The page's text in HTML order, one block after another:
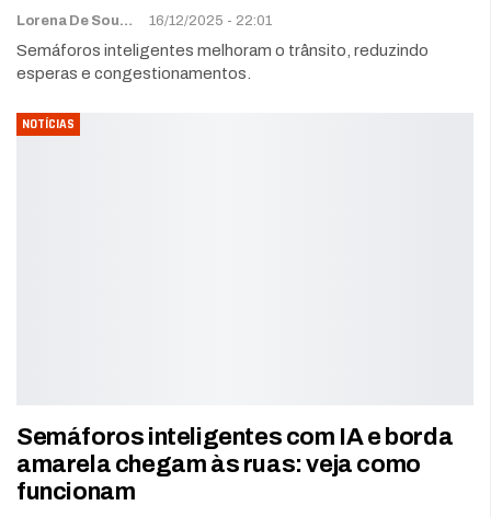
Lorena De Sousa 16/12/2025 - 22:01
Semáforos inteligentes melhoram o trânsito, reduzindo
esperas e congestionamentos.
NOTÍCIAS
Semáforos inteligentes com IA e borda
amarela chegam às ruas: veja como
funcionam